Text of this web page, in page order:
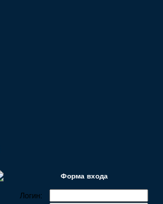
Форма входа
Логин: